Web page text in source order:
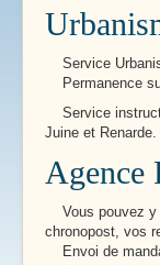
Service
Permanence
Service
Juine et Renarde.
Agence
Vous pouvez y
chronopost, vos
Envoi de